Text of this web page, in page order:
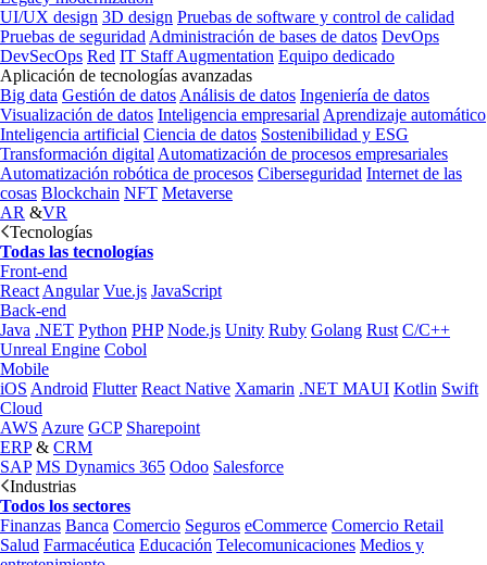
UI/UX design 3D design Pruebas de software y control de calidad
Pruebas de seguridad Administración de bases de datos DevOps
DevSecOps Red IT Staff Augmentation Equipo dedicado
Aplicación de tecnologías avanzadas
Big data Gestión de datos Análisis de datos Ingeniería de datos
Visualización de datos Inteligencia empresarial Aprendizaje automático
Inteligencia artificial Ciencia de datos Sostenibilidad y ESG
Transformación digital Automatización de procesos empresariales
Automatización robótica de procesos Ciberseguridad Internet de las
cosas Blockchain NFT Metaverse
AR &VR
Tecnologías
Todas las tecnologías
Front-end
React Angular Vue.js JavaScript
Back-end
Java .NET Python PHP Node.js Unity Ruby Golang Rust C/C++
Unreal Engine Cobol
Mobile
iOS Android Flutter React Native Xamarin .NET MAUI Kotlin Swift
Cloud
AWS Azure GCP Sharepoint
ERP& CRM
SAP MS Dynamics 365 Odoo Salesforce
Industrias
Todos los sectores
Finanzas Banca Comercio Seguros eCommerce Comercio Retail
Salud Farmacéutica Educación Telecomunicaciones Medios y